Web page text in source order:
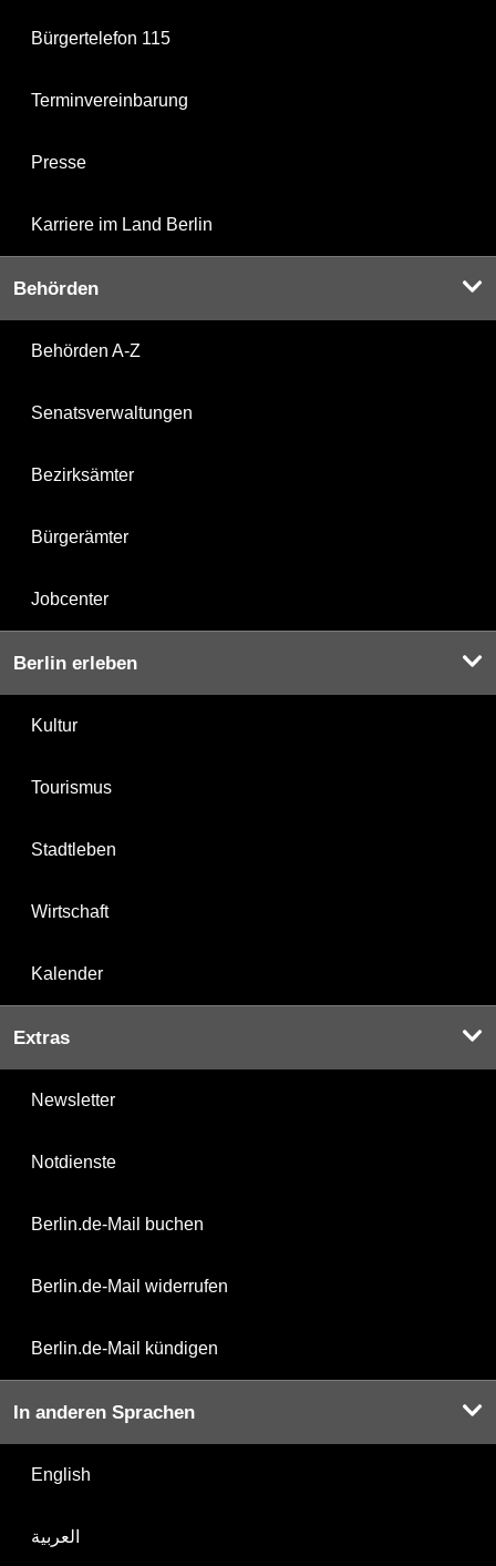
Bürgertelefon 115
Terminvereinbarung
Presse
Karriere im Land Berlin
Behörden
Behörden A-Z
Senatsverwaltungen
Bezirksämter
Bürgerämter
Jobcenter
Berlin erleben
Kultur
Tourismus
Stadtleben
Wirtschaft
Kalender
Extras
Newsletter
Notdienste
Berlin.de-Mail buchen
Berlin.de-Mail widerrufen
Berlin.de-Mail kündigen
In anderen Sprachen
English
العربية